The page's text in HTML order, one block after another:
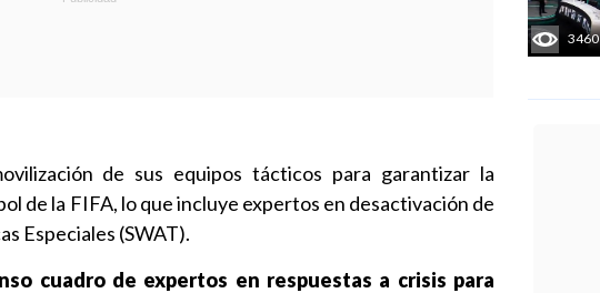
3460
de sus equipos tácticos para garantizar la
de la FIFA, lo que incluye expertos en desactivación de
Especiales (SWAT).
cuadro de expertos en respuestas a crisis para